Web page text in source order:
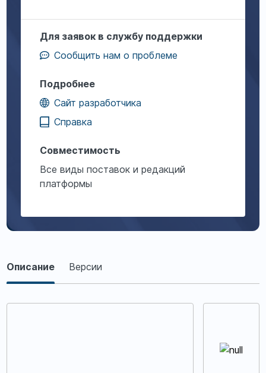
Для заявок в службу поддержки
Сообщить нам о проблеме
Подробнее
Сайт разработчика
Справка
Совместимость
Все виды поставок и редакций
платформы
Описание
Описание Версии